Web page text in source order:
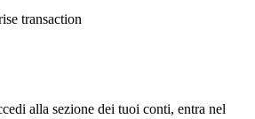
alla sezione dei tuoi conti, entra nel